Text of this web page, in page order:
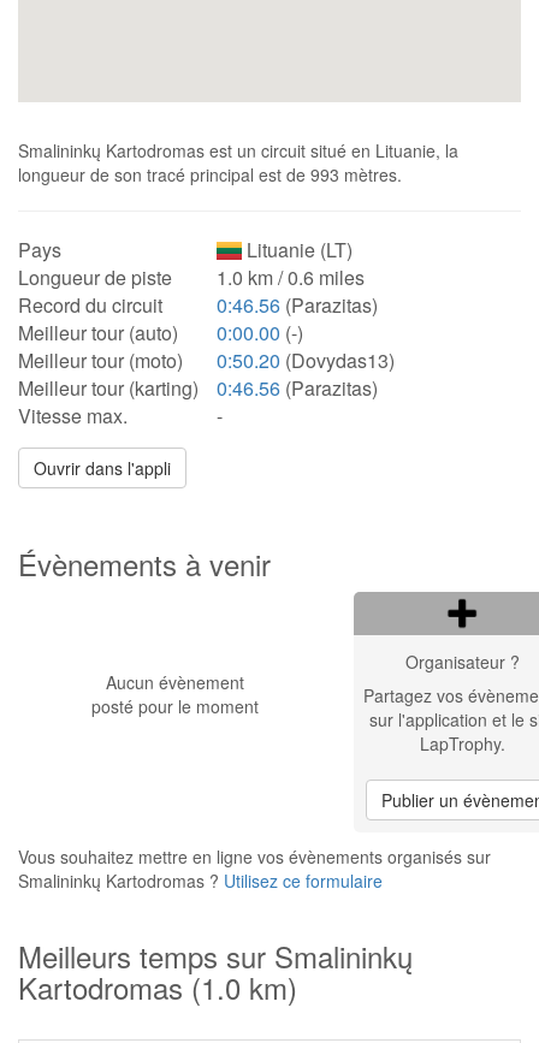
Smalininkų Kartodromas est un circuit situé en Lituanie, la
longueur de son tracé principal est de 993 mètres.
Pays
Lituanie (LT)
Longueur de piste
1.0 km / 0.6 miles
Record du circuit
0:46.56 (Parazitas)
Meilleur tour (auto)
0:00.00 (-)
Meilleur tour (moto)
0:50.20 (Dovydas13)
Meilleur tour (karting)
0:46.56 (Parazitas)
Vitesse max.
-
Ouvrir dans l'appli
Évènements à venir
Aucun évènement
posté pour le moment
Organisateur ?
Partagez vos
sur l'application et le
LapTrophy.
Publier un
Vous souhaitez mettre en ligne vos évènements organisés sur
Smalininkų Kartodromas ? Utilisez ce formulaire
Meilleurs temps sur Smalininkų
Kartodromas (1.0 km)